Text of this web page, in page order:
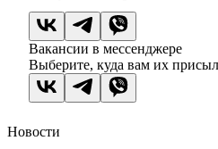
Вакансии в мессенджере
Выберите, куда вам их
Новости